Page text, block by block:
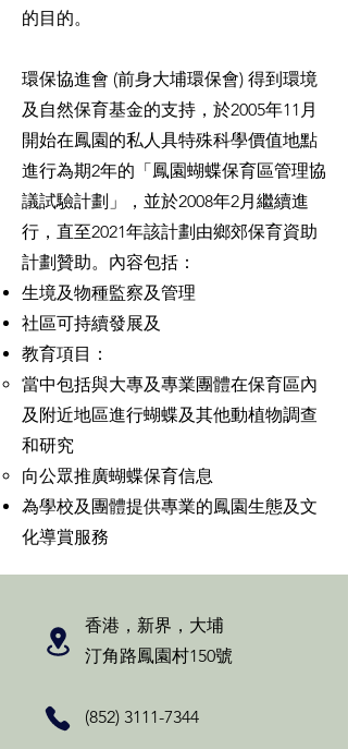
的目的。
環保協進會 (前身大埔環保會) 得到環境
及自然保育基金的支持，於2005年11月
開始在鳳園的私人具特殊科學價值地點
進行為期2年的「鳳園蝴蝶保育區管理協
議試驗計劃」，並於2008年2月繼續進
行，直至2021年該計劃由鄉郊保育資助
計劃贊助。內容包括：
生境及物種監察及管理
社區可持續發展及
教育項目：
當中包括與大專及專業團體在保育區內
及附近地區進行蝴蝶及其他動植物調查
和研究
向公眾推廣蝴蝶保育信息
為學校及團體提供專業的鳳園生態及文
化導賞服務
香港，新界，大埔
汀角路鳳園村150號
(852) 3111-7344